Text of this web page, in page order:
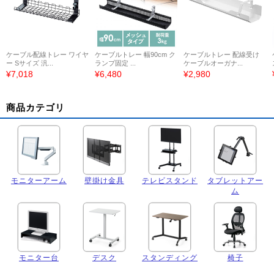
ケーブル配線トレー ワイヤ
ー Sサイズ 汎...
¥7,018
ケーブルトレー 幅90cm ク
ランプ固定 ...
¥6,480
ケーブルトレー 配線受け
ケーブルオーガナ...
¥2,980
商品カテゴリ
モニターアーム 壁掛け金具 テレビスタンド
タブレットアー
ム
モニター台 デスク
スタンディング
椅子